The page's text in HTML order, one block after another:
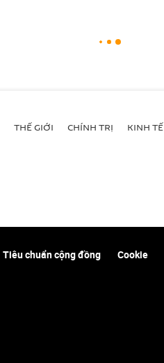
THẾ GIỚI CHÍNH TRỊ KINH TẾ
Tiêu chuẩn cộng đồng Cookie